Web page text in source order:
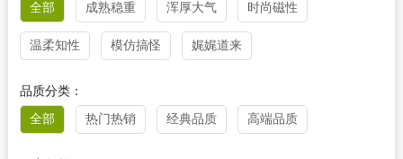
印尼语 其他
全部 成熟稳重 浑厚大气 时尚磁性
温柔知性 模仿搞怪 娓娓道来
品质分类：
全部 热门热销 经典品质 高端品质